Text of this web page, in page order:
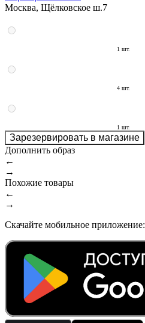
Москва, Щёлковское ш.7
1 шт.
4 шт.
1 шт.
Зарезервировать в магазине
Дополнить образ
←
→
Похожие товары
←
→
Скачайте мобильное приложение: